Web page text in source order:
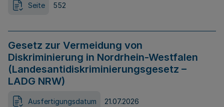
Seite 552
Gesetz zur Vermeidung von
Diskriminierung in Nordrhein-Westfalen
(Landesantidiskriminierungsgesetz –
LADG NRW)
Ausfertigungsdatum 21.07.2026